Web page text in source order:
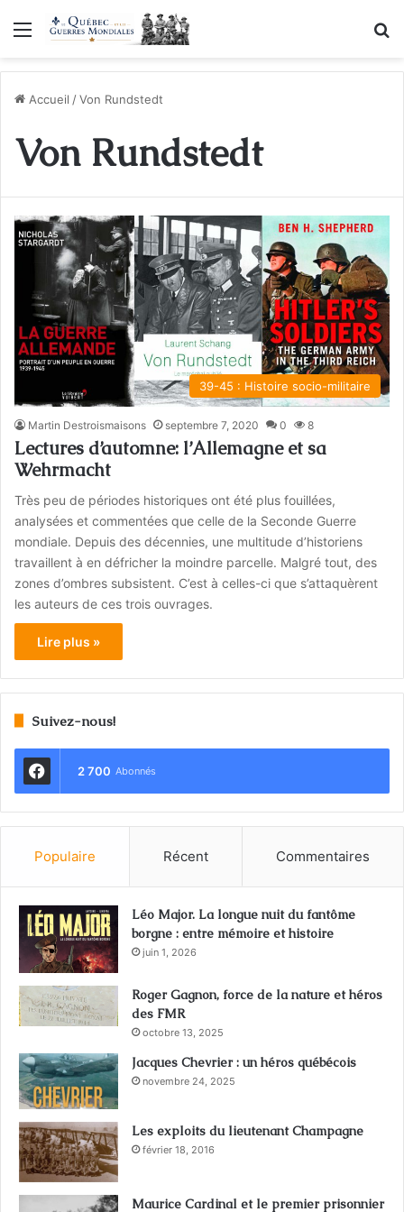
Menu
Accueil /Von Rundstedt
Von Rundstedt
39-45 : Histoire socio-militaire
Martin Destroismaisons septembre 7, 2020 0 8
Lectures d’automne: l’Allemagne et sa
Wehrmacht
Très peu de périodes historiques ont été plus fouillées,
analysées et commentées que celle de la Seconde Guerre
mondiale. Depuis des décennies, une multitude d’historiens
travaillent à en défricher la moindre parcelle. Malgré tout, des
zones d’ombres subsistent. C’est à celles-ci que s’attaquèrent
les auteurs de ces trois ouvrages.
Lire plus »
Suivez-nous!
2 700 Abonnés
Populaire Récent Commentaires
Léo Major. La longue nuit du fantôme
borgne : entre mémoire et histoire
juin 1, 2026
Roger Gagnon, force de la nature et héros
des FMR
octobre 13, 2025
Jacques Chevrier : un héros québécois
novembre 24, 2025
Les exploits du lieutenant Champagne
février 18, 2016
Maurice Cardinal et le premier prisonnier